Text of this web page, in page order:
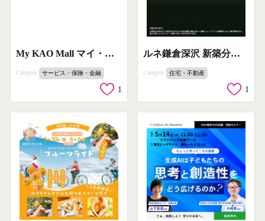
My KAO Mall マイ・キレイチャレンジ（購入で特典がもらえる企画）
Category サービス・保険・金融
1
ルネ鎌倉深沢 新築分譲マンション645邸
Category 住宅・不動産
1